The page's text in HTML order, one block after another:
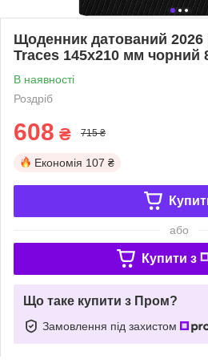
Щоденник датований 2026
Traces 145х210 мм чорний
В наявності
Роздріб
608 ₴ 715 ₴
Економія 107 ₴
або
Купити з
Що таке купити з Пром?
Замовлення під захистом